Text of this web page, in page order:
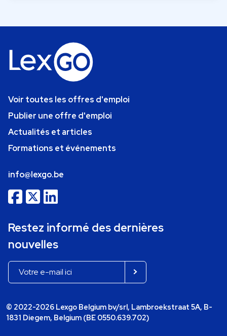
Voir toutes les offres d'emploi
Publier une offre d'emploi
Actualités et articles
Formations et événements
info@lexgo.be
Restez informé des dernières
nouvelles
© 2022-2026 Lexgo Belgium bv/srl, Lambroekstraat 5A, B-
1831 Diegem, Belgium (BE 0550.639.702)